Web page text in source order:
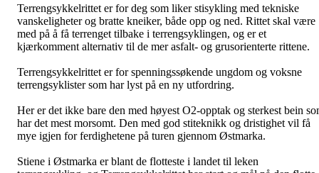
Terrengsykkelrittet er for deg som liker stisykling med tekniske
vanskeligheter og bratte kneiker, både opp og ned. Rittet skal være
med på å få terrenget tilbake i terrengsyklingen, og er et
kjærkomment alternativ til de mer asfalt- og grusorienterte rittene.
Terrengsykkelrittet er for spenningssøkende ungdom og voksne
terrengsyklister som har lyst på en ny utfordring.
Her er det ikke bare den med høyest O2-opptak og sterkest bein
har det mest morsomt. Den med god stiteknikk og dristighet vil få
mye igjen for ferdighetene på turen gjennom Østmarka.
Stiene i Østmarka er blant de flotteste i landet til leken